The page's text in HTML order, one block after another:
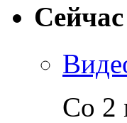
Со 2